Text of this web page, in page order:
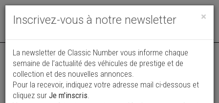
Toggle
×
Inscrivez-vous à notre newsletter
La newsletter de Classic Number vous informe chaque
semaine de l’actualité des véhicules de prestige et de
collection et des nouvelles annonces.
Pour la recevoir, indiquez votre adresse mail ci-dessous et
cliquez sur Je m'inscris.